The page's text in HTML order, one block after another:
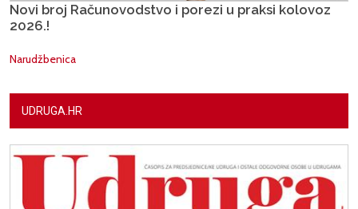
Novi broj Računovodstvo i porezi u praksi kolovoz
2026.!
Narudžbenica
UDRUGA.HR